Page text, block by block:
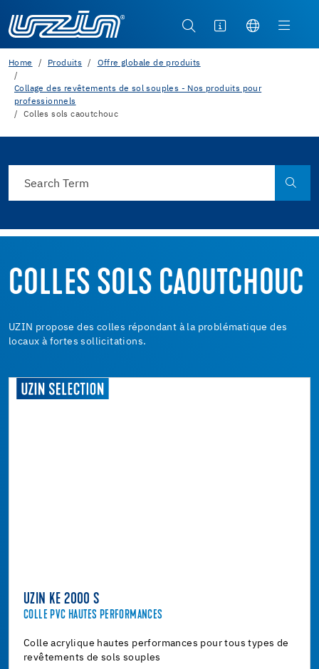
Home Produits Offre globale de produits
Collage des revêtements de sol souples - Nos produits pour
professionnels
Colles sols caoutchouc
COLLES SOLS CAOUTCHOUC
UZIN propose des colles répondant à la problématique des
locaux à fortes sollicitations.
UZIN KE 2000 S
COLLE PVC HAUTES PERFORMANCES
Colle acrylique hautes performances pour tous types de
revêtements de sols souples